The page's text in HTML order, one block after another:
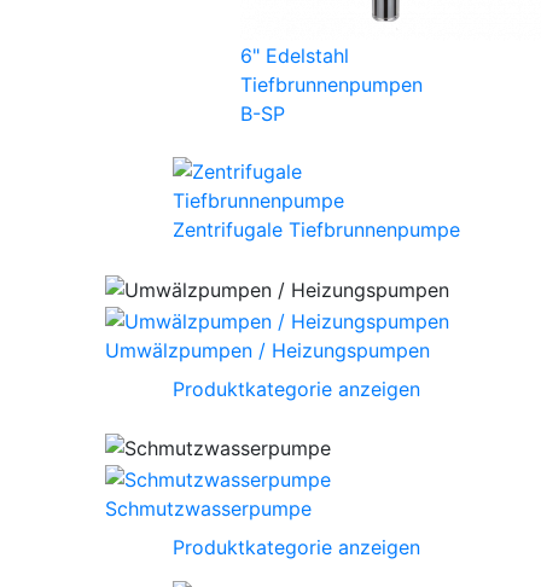
6" Edelstahl
Tiefbrunnenpumpen
B-SP
Zentrifugale Tiefbrunnenpumpe
Umwälzpumpen / Heizungspumpen
Produktkategorie anzeigen
Schmutzwasserpumpe
Produktkategorie anzeigen